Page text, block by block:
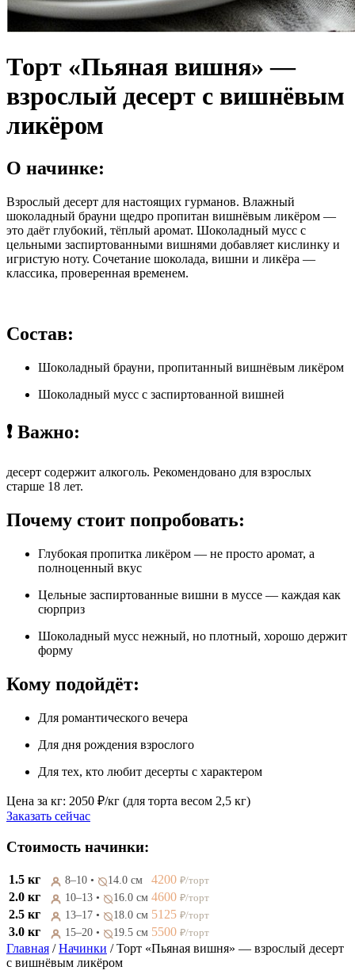
Торт «Пьяная вишня» —
взрослый десерт с вишнёвым
ликёром
О начинке:
Взрослый десерт для настоящих гурманов. Влажный
шоколадный брауни щедро пропитан вишнёвым ликёром —
это даёт глубокий, тёплый аромат. Шоколадный мусс с
цельными заспиртованными вишнями добавляет кислинку и
игристую ноту. Сочетание шоколада, вишни и ликёра —
классика, проверенная временем.
Состав:
Шоколадный брауни, пропитанный вишнёвым ликёром
Шоколадный мусс с заспиртованной вишней
❗ Важно:
десерт содержит алкоголь. Рекомендовано для взрослых
старше 18 лет.
Почему стоит попробовать:
Глубокая пропитка ликёром — не просто аромат, а
полноценный вкус
Цельные заспиртованные вишни в муссе — каждая как
сюрприз
Шоколадный мусс нежный, но плотный, хорошо держит
форму
Кому подойдёт:
Для романтического вечера
Для дня рождения взрослого
Для тех, кто любит десерты с характером
Цена за кг: 2050 ₽/кг (для торта весом 2,5 кг)
Заказать сейчас
Стоимость начинки:
1.5 кг 8–10 • 14.0 см 4200 ₽/торт
2.0 кг 10–13 • 16.0 см 4600 ₽/торт
2.5 кг 13–17 • 18.0 см 5125 ₽/торт
3.0 кг 15–20 • 19.5 см 5500 ₽/торт
Главная /Начинки /Торт «Пьяная вишня» — взрослый десерт
с вишнёвым ликёром